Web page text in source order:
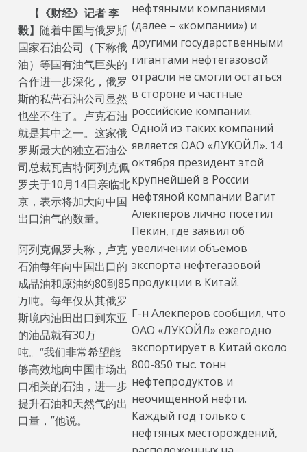
【《财经》记者李
毅】随着中国与俄罗斯
国家石油公司（下称俄
油）等国有油气巨头的
合作进一步深化，俄罗
斯的私营石油公司显然
也坐不住了。卢克石油
就是其中之一。这家俄
罗斯最大的独立石油公
司总裁瓦吉特·阿列克佩
罗夫于10月14日亲临北
京，表示将加大向中国
出口油气的数量。
阿列克佩罗夫称，卢克
石油每年向中国出口的
成品油和原油约80到85
万吨。每年仅从其俄罗
斯境内油田出口到东亚
的油品就有30万
吨。“我们非常希望能
够高效地向中国市场出
口相关的石油，进一步
提升石油和天然气的出
口量，”他说。
нефтяными компаниями
(далее – «компании») и
другими государственными
гигантами нефтегазовой
отрасли не смогли остаться
в стороне и частные
российские компании.
Одной из таких компаний
является ОАО «ЛУКОЙЛ». 14
октября президент этой
крупнейшей в России
нефтяной компании Вагит
Алекперов лично посетил
Пекин, где заявил об
увеличении объемов
экспорта нефтегазовой
продукции в Китай.
Г-н Алекперов сообщил, что
ОАО «ЛУКОЙЛ» ежегодно
экспортирует в Китай около
800-850 тыс. тонн
нефтепродуктов и
неочищенной нефти.
Каждый год только с
нефтяных месторождений,